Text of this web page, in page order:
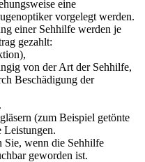
eine
vorgelegt werden.
einer Sehhilfe werden je
gezahlt:
von der Art der Sehhilfe,
Beschädigung der
(zum Beispiel getönte
Leistungen.
Sie, wenn die Sehhilfe
geworden ist.